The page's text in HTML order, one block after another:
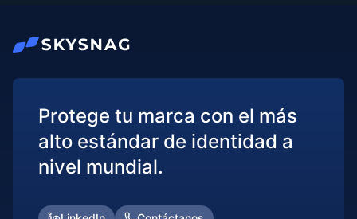
Protege tu marca con el más
alto estándar de identidad a
nivel mundial.